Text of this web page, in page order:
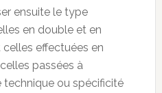
ensuite le type
en double et en
effectuées en
passées à
technique ou spécificité